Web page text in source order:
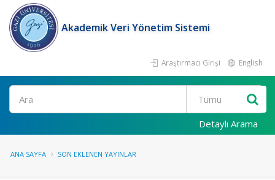
Akademik Veri Yönetim Sistemi
Araştırmacı Girişi English
Ara
Detaylı Arama
ANA SAYFA SON EKLENEN YAYINLAR